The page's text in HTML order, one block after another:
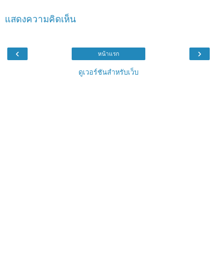
แสดงความคิดเห็น
‹ ›
หน้าแรก
ดูเวอร์ชันสำหรับเว็บ